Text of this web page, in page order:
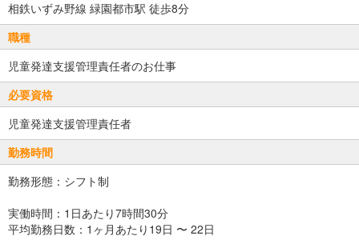
相鉄いずみ野線 緑園都市駅 徒歩8分
職種
児童発達支援管理責任者のお仕事
必要資格
児童発達支援管理責任者
勤務時間
勤務形態：シフト制
実働時間：1日あたり7時間30分
平均勤務日数：1ヶ月あたり19日 〜 22日